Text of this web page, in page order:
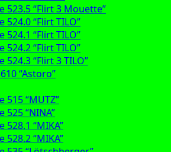
523.5 “Flirt 3 Mouette”
524.0 “Flirt TILO”
524.1 “Flirt TILO”
524.2 “Flirt TILO”
524.3 “Flirt 3 TILO”
610 “Astoro”
515 “MUTZ”
525 “NINA”
528.1 “MIKA”
528.2 “MIKA”